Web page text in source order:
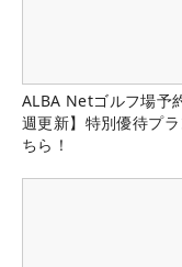
ALBA Netゴルフ場予
週更新】特別優待プラ
ちら！